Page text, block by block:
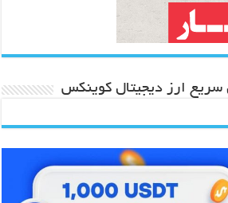
ارز دیجیتال کوینکس